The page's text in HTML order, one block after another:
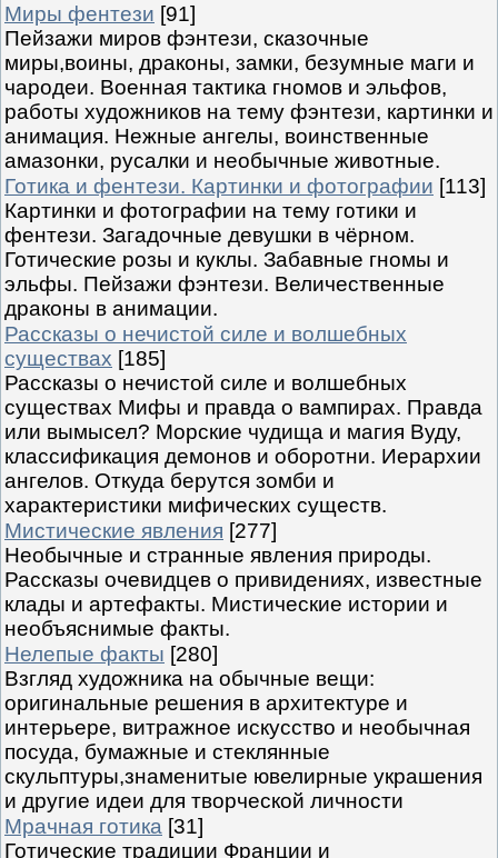
Миры фентези [91]
Пейзажи миров фэнтези, сказочные
миры,воины, драконы, замки, безумные маги и
чародеи. Военная тактика гномов и эльфов,
работы художников на тему фэнтези, картинки и
анимация. Нежные ангелы, воинственные
амазонки, русалки и необычные животные.
Готика и фентези. Картинки и фотографии [113]
Картинки и фотографии на тему готики и
фентези. Загадочные девушки в чёрном.
Готические розы и куклы. Забавные гномы и
эльфы. Пейзажи фэнтези. Величественные
драконы в анимации.
Рассказы о нечистой силе и волшебных
существах [185]
Рассказы о нечистой силе и волшебных
существах Мифы и правда о вампирах. Правда
или вымысел? Морские чудища и магия Вуду,
классификация демонов и оборотни. Иерархии
ангелов. Откуда берутся зомби и
характеристики мифических существ.
Мистические явления [277]
Необычные и странные явления природы.
Рассказы очевидцев о привидениях, известные
клады и артефакты. Мистические истории и
необъяснимые факты.
Нелепые факты [280]
Взгляд художника на обычные вещи:
оригинальные решения в архитектуре и
интерьере, витражное искусство и необычная
посуда, бумажные и стеклянные
скульптуры,знаменитые ювелирные украшения
и другие идеи для творческой личности
Мрачная готика [31]
Готические традиции Франции и